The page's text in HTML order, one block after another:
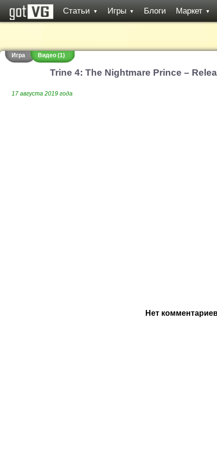
Статьи ▼ Игры ▼ Блоги Маркет ▼
Игра Видео (1)
Trine 4: The Nightmare Prince –
17 августа 2019 года
Нет